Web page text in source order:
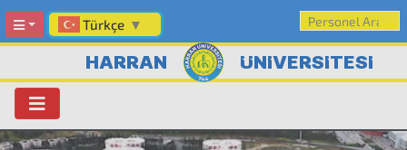
Türkçe ▼
HARRAN ÜNİVERSİTESİ